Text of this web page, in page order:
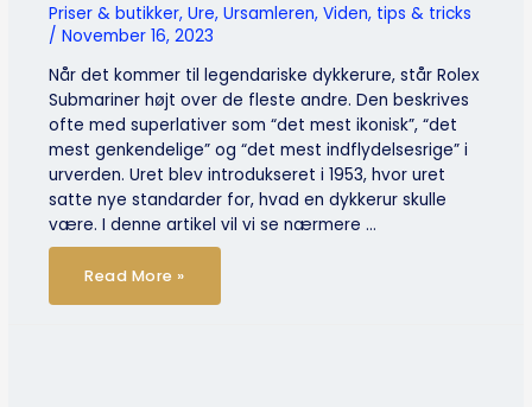
Priser & butikker,Ure,Ursamleren,Viden, tips & tricks
/November 16, 2023
Når det kommer til legendariske dykkerure, står Rolex
Submariner højt over de fleste andre. Den beskrives
ofte med superlativer som “det mest ikonisk”, “det
mest genkendelige” og “det mest indflydelsesrige” i
urverden. Uret blev introdukseret i 1953, hvor uret
satte nye standarder for, hvad en dykkerur skulle
være. I denne artikel vil vi se nærmere …
Et
dykkerikon
historien
Read More »